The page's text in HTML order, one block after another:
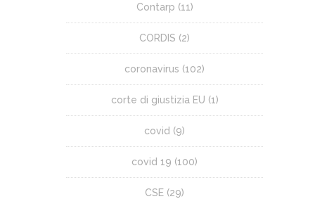
Contarp (11)
CORDIS (2)
coronavirus (102)
corte di giustizia EU (1)
covid (9)
covid 19 (100)
CSE (29)